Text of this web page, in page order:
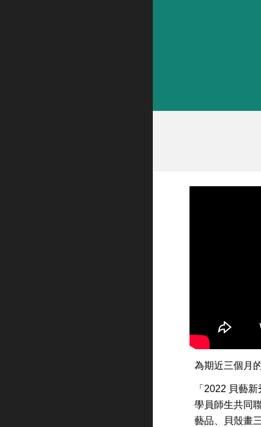
為期近三個月
「2022 貝藝
學員師生共同
藝品、貝殼畫